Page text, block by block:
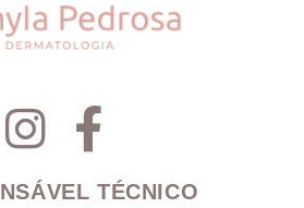
TÉCNICO